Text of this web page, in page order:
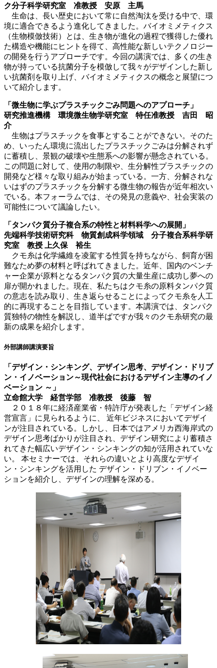
ク分子科学研究室 准教授 安原 主馬
生命は、長い歴史において常に自然淘汰を受ける中で、環
境に適合できるよう進化してきました。バイオミメティクス
（生物模倣技術）とは、生き物が進化の過程で獲得した優れ
た構造や機能にヒントを得て、高性能な新しいテクノロジー
の開発を行うアプローチです。今回の講演では、多くの生き
物が持っている抗菌分子を模倣して我々がデザインした新し
い抗菌剤を取り上げ、バイオミメティクスの概念と展望につ
いて紹介します。
「 微生物に学ぶプラスチックごみ問題へのアプローチ 」
研究推進機構 環境微生物学研究室 特任准教授 吉田 昭
介
生物はプラスチックを食事とすることができない。そのた
め、いったん環境に流出したプラスチックごみは分解されず
に蓄積し、景観の破壊や生態系への影響が懸念されている。
この問題に対して、使用の制限や、生分解性プラスチックの
開発など様々な取り組みが始まっている。一方、分解されな
いはずのプラスチックを分解する微生物の報告が近年相次い
でいる。本フォーラムでは、その発見の意義や、社会実装の
可能性について議論したい。
「 タンパク質分子複合系の特性と材料科学への展開 」
先端科学技術研究科 物質創成科学領域 分子複合系科学研
究室 教授 上久保 裕生
クモ糸は化学繊維を凌駕する性質を持ちながら、飼育が困
難なため夢の材料と呼ばれてきました。近年、国内のベンチ
ャー企業が原料となるタンパク質の大量生産に成功し夢への
扉が開かれました。現在、私たちはクモ糸の原料タンパク質
の意志を読み取り、生き返らせることによってクモ糸を人工
的に再現することを目指しています。本講演では、タンパク
質独特の物性を解説し、道半ばですが我々のクモ糸研究の最
新の成果を紹介します。
外部講師講演要旨
「 デザイン・シンキング、デザイン思考、デザイン・ドリブ
ン・イノベーション～現代社会におけるデザイン主導のイノ
ベーション ～ 」
立命館大学 経営学部 准教授 後藤 智
２０１８年に経済産業省・特許庁が発表した「デザイン経
営宣言」に見られるように、 近年ビジネスにおいてデザイ
ンが注目されている。しかし、日本ではアメリカ西海岸式の
デザイン思考ばかりが注目され、デザイン研究により蓄積さ
れてきた幅広いデザイン・シンキングの知が活用されていな
い。 本セミナーでは、それらの違いとより高度なデザイ
ン・シンキングを活用した デザイン・ドリブン・イノベー
ションを紹介し、デザインの理解を深める。